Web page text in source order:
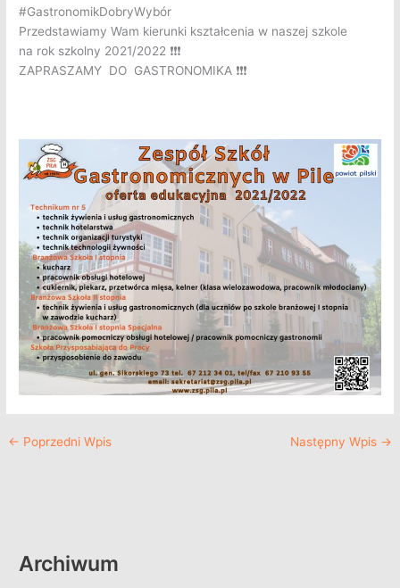
#GastronomikDobryWybór
Przedstawiamy Wam kierunki kształcenia w naszej szkole
na rok szkolny 2021/2022 ❗❗❗
ZAPRASZAMY DO GASTRONOMIKA ❗❗❗
← Poprzedni Wpis Następny Wpis →
Archiwum